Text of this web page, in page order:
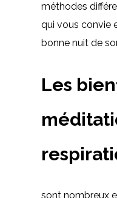
méthodes
qui vous convie
bonne nuit de
Les
sont nombreux